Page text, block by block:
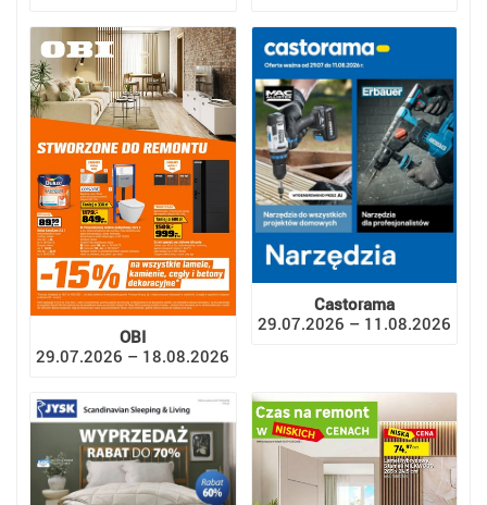
OBI
29.07.2026 – 18.08.2026
Castorama
29.07.2026 – 11.08.2026